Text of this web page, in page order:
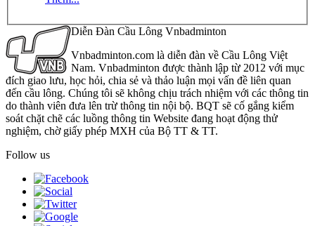
Diễn Đàn Cầu Lông Vnbadminton
Vnbadminton.com là diễn đàn về Cầu Lông Việt
Nam. Vnbadminton được thành lập từ 2012 với mục
đích giao lưu, học hỏi, chia sẻ và thảo luận mọi vấn đề liên quan
đến cầu lông. Chúng tôi sẽ không chịu trách nhiệm với các thông tin
do thành viên đưa lên trừ thông tin nội bộ. BQT sẽ cố gắng kiểm
soát chặt chẽ các luồng thông tin Website đang hoạt động thử
nghiệm, chờ giấy phép MXH của Bộ TT & TT.
Follow us